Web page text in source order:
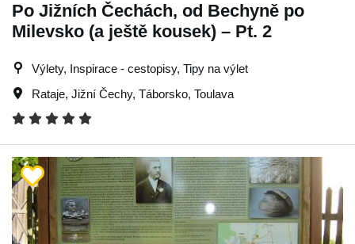
Po Jižních Čechách, od Bechyně po
Milevsko (a ještě kousek) – Pt. 2
Výlety, Inspirace - cestopisy, Tipy na výlet
Rataje, Jižní Čechy, Táborsko, Toulava